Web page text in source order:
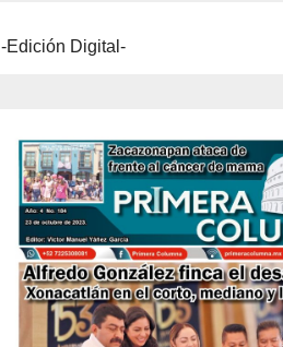
-Edición Digital-